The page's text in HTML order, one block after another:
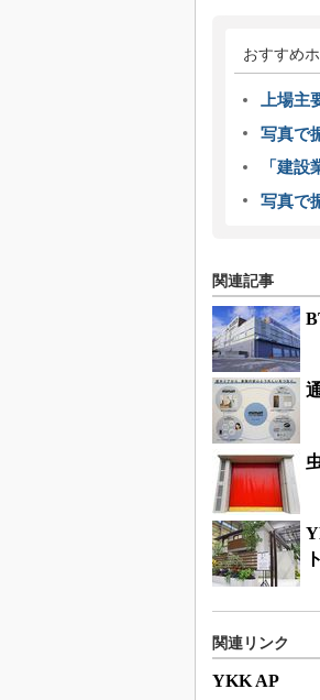
おすすめ
上場
写真で
「建
写真で
関連記事
関連リンク
YKK AP